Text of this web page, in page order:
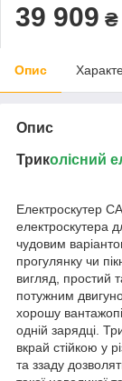
39 909 ₴
Опис
Опис
Триколісний
Електроскутер
електроскутера
чудовим
прогулянку чи
вигляд, простий
потужним
хорошу
одній зарядці.
вкрай стійкою у
та ззаду